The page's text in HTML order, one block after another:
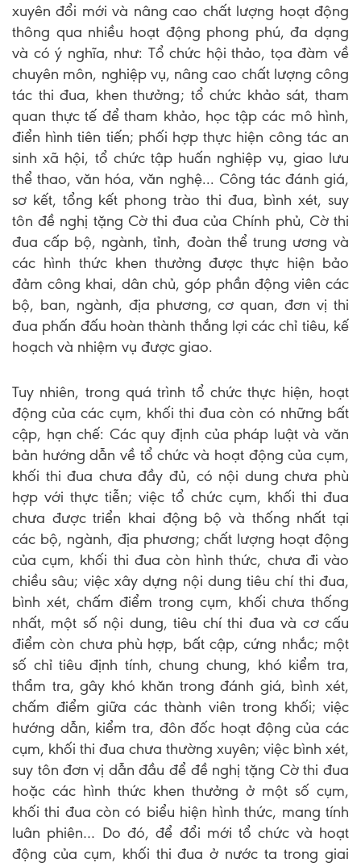
xuyên đổi mới và nâng cao chất lượng hoạt động
thông qua nhiều hoạt động phong phú, đa dạng
và có ý nghĩa, như: Tổ chức hội thảo, tọa đàm về
chuyên môn, nghiệp vụ, nâng cao chất lượng công
tác thi đua, khen thưởng; tổ chức khảo sát, tham
quan thực tế để tham khảo, học tập các mô hình,
điển hình tiên tiến; phối hợp thực hiện công tác an
sinh xã hội, tổ chức tập huấn nghiệp vụ, giao lưu
thể thao, văn hóa, văn nghệ... Công tác đánh giá,
sơ kết, tổng kết phong trào thi đua, bình xét, suy
tôn đề nghị tặng Cờ thi đua của Chính phủ, Cờ thi
đua cấp bộ, ngành, tỉnh, đoàn thể trung ương và
các hình thức khen thưởng được thực hiện bảo
đảm công khai, dân chủ, góp phần động viên các
bộ, ban, ngành, địa phương, cơ quan, đơn vị thi
đua phấn đấu hoàn thành thắng lợi các chỉ tiêu, kế
hoạch và nhiệm vụ được giao.
Tuy nhiên, trong quá trình tổ chức thực hiện, hoạt
động của các cụm, khối thi đua còn có những bất
cập, hạn chế: Các quy định của pháp luật và văn
bản hướng dẫn về tổ chức và hoạt động của cụm,
khối thi đua chưa đầy đủ, có nội dung chưa phù
hợp với thực tiễn; việc tổ chức cụm, khối thi đua
chưa được triển khai động bộ và thống nhất tại
các bộ, ngành, địa phương; chất lượng hoạt động
của cụm, khối thi đua còn hình thức, chưa đi vào
chiều sâu; việc xây dựng nội dung tiêu chí thi đua,
bình xét, chấm điểm trong cụm, khối chưa thống
nhất, một số nội dung, tiêu chí thi đua và cơ cấu
điểm còn chưa phù hợp, bất cập, cứng nhắc; một
số chỉ tiêu định tính, chung chung, khó kiểm tra,
thẩm tra, gây khó khăn trong đánh giá, bình xét,
chấm điểm giữa các thành viên trong khối; việc
hướng dẫn, kiểm tra, đôn đốc hoạt động của các
cụm, khối thi đua chưa thường xuyên; việc bình xét,
suy tôn đơn vị dẫn đầu để đề nghị tặng Cờ thi đua
hoặc các hình thức khen thưởng ở một số cụm,
khối thi đua còn có biểu hiện hình thức, mang tính
luân phiên… Do đó, để đổi mới tổ chức và hoạt
động của cụm, khối thi đua ở nước ta trong giai